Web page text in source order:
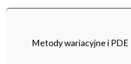
Metody wariacyjne i PDE